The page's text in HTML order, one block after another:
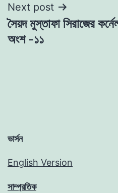
Next post
সৈয়দ মুস্তাফা সিরাজের
অংশ -১১
ভার্সন
English Version
সাম্প্রতিক